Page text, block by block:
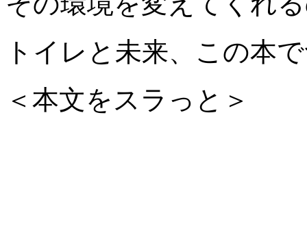
トイレと未来、この本
＜本文をスラっと＞